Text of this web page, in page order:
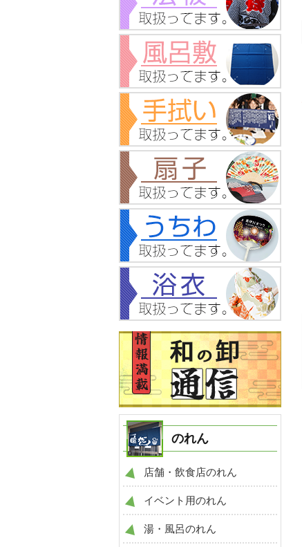
手ぬぐい 製作事例
NO.735
手ぬぐい 製作事例
のれん
店舗・飲食店のれん
イベント用のれん
湯・風呂のれん